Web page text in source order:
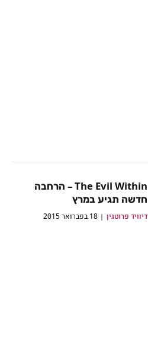
The Evil Within – הרחבה
חדשה תגיע במרץ
דיוויד פרוטגין 18 בפברואר 2015